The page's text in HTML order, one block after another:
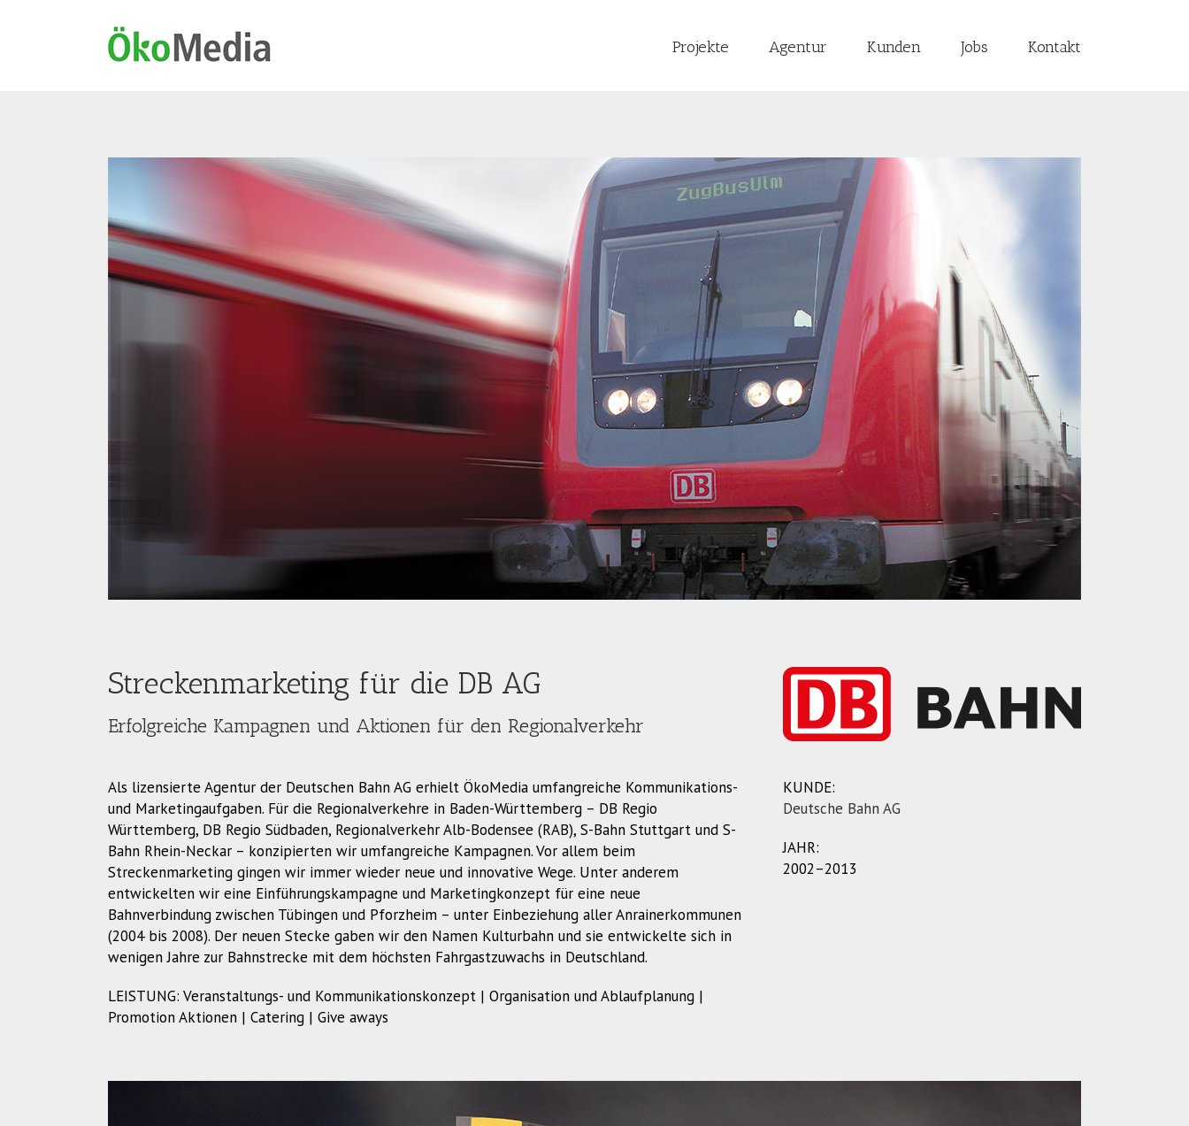
Projekte Agentur Kunden Jobs Kontakt
Streckenmarketing für die DB AG
Erfolgreiche Kampagnen und Aktionen für den Regionalverkehr
Als lizensierte Agentur der Deutschen Bahn AG erhielt ÖkoMedia umfangreiche Kommunikations-
und Marketingaufgaben. Für die Regionalverkehre in Baden-Württemberg – DB Regio
Württemberg, DB Regio Südbaden, Regionalverkehr Alb-Bodensee (RAB), S-Bahn Stuttgart und S-
Bahn Rhein-Neckar – konzipierten wir umfangreiche Kampagnen. Vor allem beim
Streckenmarketing gingen wir immer wieder neue und innovative Wege. Unter anderem
entwickelten wir eine Einführungskampagne und Marketingkonzept für eine neue
Bahnverbindung zwischen Tübingen und Pforzheim – unter Einbeziehung aller Anrainerkommunen
(2004 bis 2008). Der neuen Stecke gaben wir den Namen Kulturbahn und sie entwickelte sich in
wenigen Jahre zur Bahnstrecke mit dem höchsten Fahrgastzuwachs in Deutschland.
LEISTUNG: Veranstaltungs- und Kommunikationskonzept | Organisation und Ablaufplanung |
Promotion Aktionen | Catering | Give aways
KUNDE:
Deutsche Bahn AG
JAHR:
2002–2013